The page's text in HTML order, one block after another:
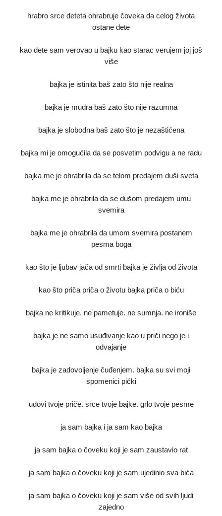
hrabro srce deteta ohrabruje čoveka da celog života
ostane dete
kao dete sam verovao u bajku kao starac verujem joj još
više
bajka je istinita baš zato što nije realna
bajka je mudra baš zato što nije razumna
bajka je slobodna baš zato što je nezaštićena
bajka mi je omogućila da se posvetim podvigu a ne radu
bajka me je ohrabrila da se telom predajem duši sveta
bajka me je ohrabrila da se dušom predajem umu
svemira
bajka me je ohrabrila da umom svemira postanem
pesma boga
kao što je ljubav jača od smrti bajka je življa od života
kao što priča priča o životu bajka priča o biću
bajka ne kritikuje. ne pametuje. ne sumnja. ne ironiše
bajka je ne samo usuđivanje kao u priči nego je i
odvajanje
bajka je zadovoljenje čuđenjem. bajka su svi moji
spomenici pički
udovi tvoje priče. srce tvoje bajke. grlo tvoje pesme
ja sam bajka i ja sam kao bajka
ja sam bajka o čoveku koji je sam zaustavio rat
ja sam bajka o čoveku koji je sam ujedinio sva bića
ja sam bajka o čoveku koji je sam više od svih ljudi
zajedno